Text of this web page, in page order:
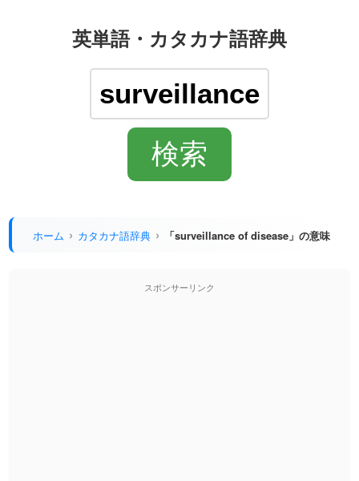
英単語・カタカナ語辞典
ホーム カタカナ語辞典 「surveillance of disease」の意味
スポンサーリンク